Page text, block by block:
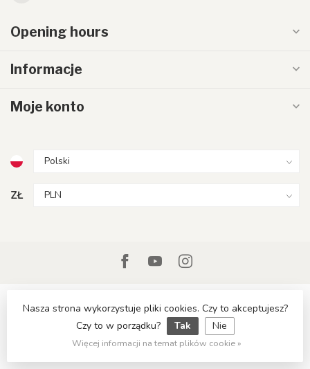
Opening hours
Informacje
Moje konto
ZŁ
© Copyright 2026 LumenXL.pl
Nasza strona wykorzystuje pliki cookies. Czy to akceptujesz?
Czy to w porządku?
Tak Nie
Więcej informacji na temat plików cookie »